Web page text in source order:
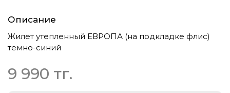
Описание
Жилет утепленный ЕВРОПА (на подкладке флис)
темно-синий
9 990 тг.